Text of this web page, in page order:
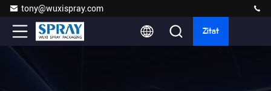
tony@wuxispray.com
Zitat